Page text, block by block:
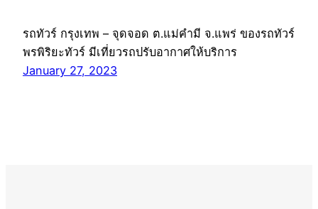
รถทัวร์ กรุงเทพ – จุดจอด ต.แม่คำมี จ.แพร่ ของรถทัวร์
พรพิริยะทัวร์ มีเที่ยวรถปรับอากาศให้บริการ
January 27, 2023